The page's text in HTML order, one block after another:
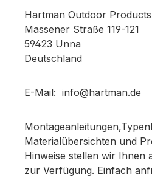
Hartman Outdoor
Massener Straße 119-121
59423 Unna
Deutschland
E-Mail: info@hartman.de
Materialübersichten und
Hinweise stellen wir Ihnen
zur Verfügung. Einfach